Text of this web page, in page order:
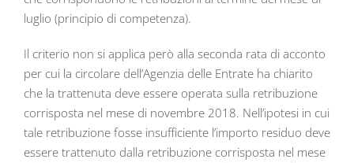
luglio (principio di competenza).
Il criterio non si applica però alla seconda rata di acconto
per cui la circolare dell’Agenzia delle Entrate ha chiarito
che la trattenuta deve essere operata sulla retribuzione
corrisposta nel mese di novembre 2018. Nell’ipotesi in cui
tale retribuzione fosse insufficiente l’importo residuo deve
essere trattenuto dalla retribuzione corrisposta nel mese